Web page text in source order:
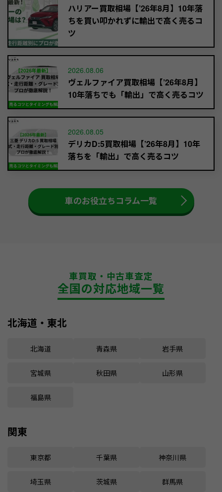
ハリアー買取相場【’26年8月】10年落
ちを買い叩かれずに輸出で高く売るコ
ツ
2026.08.06
ヴェルファイア買取相場【’26年8月】
10年落ちでも「輸出」で高く売るコツ
2026.08.05
デリカD:5買取相場【’26年8月】10年
落ちを「輸出」で高く売るコツ
車のお役立ちコラム一覧
車買取・中古車査定
全国の対応地域一覧
北海道・東北
北海道 青森県 岩手県
宮城県 秋田県 山形県
福島県
関東
東京都 千葉県 神奈川県
埼玉県 茨城県 群馬県